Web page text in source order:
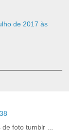
de 2017 às
de foto tumblr ...